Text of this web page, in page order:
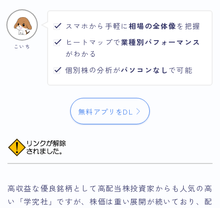
こいち
スマホから手軽に相場の全体像を把握
ヒートマップで業種別パフォーマンス
がわかる
個別株の分析がパソコンなしで可能
無料アプリをDL
高収益な優良銘柄として高配当株投資家からも人気の高
い「学究社」ですが、株価は重い展開が続いており、配